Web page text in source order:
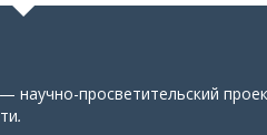
научно-просветительский
.